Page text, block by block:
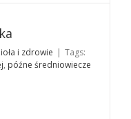
i zdrowie | Tags:
, późne średniowiecze